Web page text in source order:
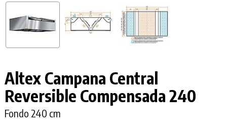
Altex Campana Central
Reversible Compensada 240
Fondo 240 cm